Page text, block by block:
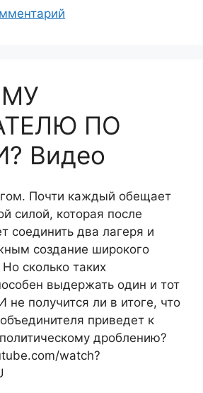
ПО
Видео
Почти каждый обещает
силой, которая после
соединить два лагеря и
создание широкого
сколько таких
выдержать один и тот
не получится ли в итоге, что
приведет к
дроблению?
watch?